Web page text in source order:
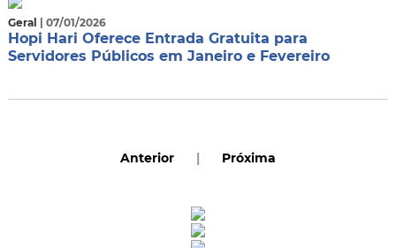
Geral | 07/01/2026
Hopi Hari Oferece Entrada Gratuita para
Servidores Públicos em Janeiro e Fevereiro
Anterior | Próxima